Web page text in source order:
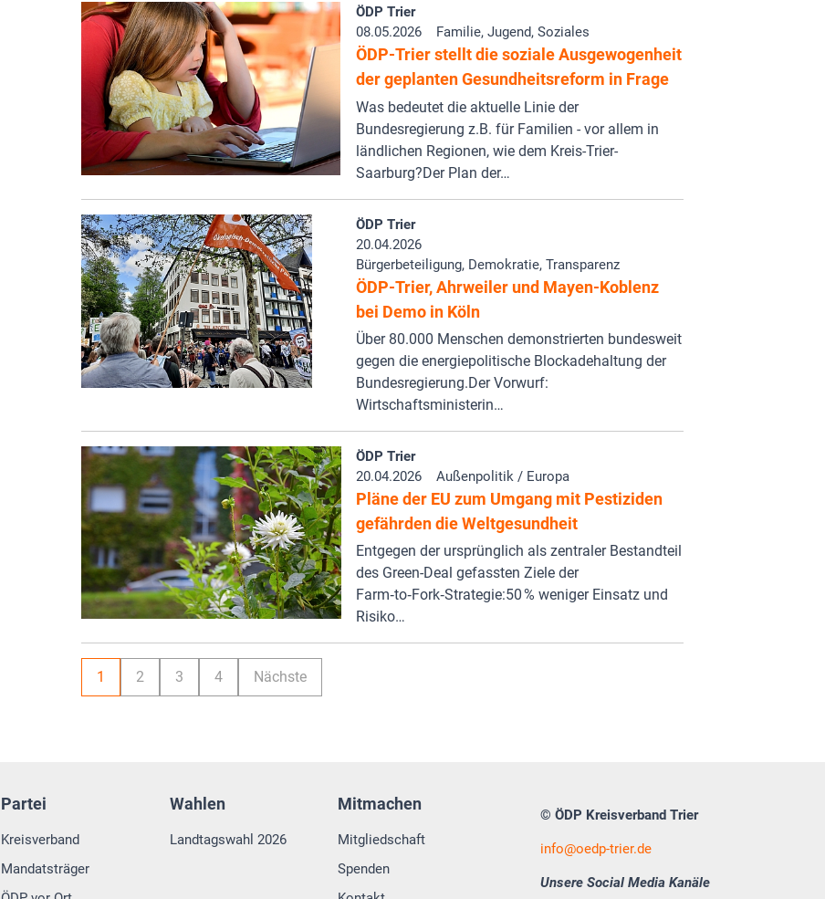
ÖDP Trier
08.05.2026
Familie, Jugend, Soziales
ÖDP-Trier stellt die soziale Ausgewogenheit
der geplanten Gesundheitsreform in Frage
Was bedeutet die aktuelle Linie der
Bundesregierung z.B. für Familien - vor allem in
ländlichen Regionen, wie dem Kreis-Trier-
Saarburg?Der Plan der…
ÖDP Trier
20.04.2026
Bürgerbeteiligung, Demokratie, Transparenz
ÖDP-Trier, Ahrweiler und Mayen-Koblenz
bei Demo in Köln
Über 80.000 Menschen demonstrierten bundesweit
gegen die energiepolitische Blockadehaltung der
Bundesregierung.Der Vorwurf:
Wirtschaftsministerin…
ÖDP Trier
20.04.2026
Außenpolitik / Europa
Pläne der EU zum Umgang mit Pestiziden
gefährden die Weltgesundheit
Entgegen der ursprünglich als zentraler Bestandteil
des Green-Deal gefassten Ziele der
Farm‑to‑Fork‑Strategie:50 % weniger Einsatz und
Risiko…
1 2 3 4 Nächste
Partei
Kreisverband
Mandatsträger
Wahlen
Landtagswahl 2026
Mitmachen
Mitgliedschaft
Spenden
© ÖDP Kreisverband Trier
info oedp-trier.de
Unsere Social Media Kanäle